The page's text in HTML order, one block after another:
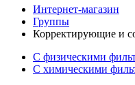
Интернет-магазин
Группы
Корректирующие и
С физическими
С химическими